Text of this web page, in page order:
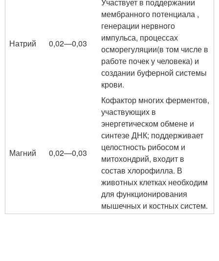
Натрий 0,02—0,03
мембранного потенциала ,
генерации нервного
импульса, процессах
осморегуляции(в том числе в
работе почек у человека) и
создании буферной системы
крови.
Магний 0,02—0,03
Кофактор многих ферментов,
участвующих в
энергетическом обмене и
синтезе ДНК; поддерживает
целостность рибосом и
митохондрий, входит в
состав хлорофилла. В
животных клетках необходим
для функционирования
мышечных и костных систем.